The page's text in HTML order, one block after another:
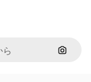
画像で